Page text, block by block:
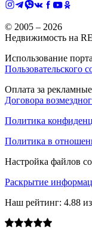
© 2005 – 2026
Недвижимость на
Использование
Пользовательского
Оплата за
Договора
Политика
Политика в
Настройка файлов
Раскрытие
Наш рейтинг: 4.88 из